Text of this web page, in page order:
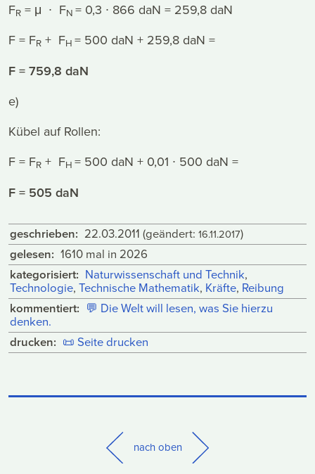
FR = μ ∙ FN = 0,3 ∙ 866 daN = 259,8 daN
F = FR + FH = 500 daN + 259,8 daN =
F = 759,8 daN
e)
Kübel auf Rollen:
F = FR + FH = 500 daN + 0,01 ∙ 500 daN =
F = 505 daN
geschrieben: 22.03.2011 (geändert: 16.11.2017)
gelesen: 1610 mal in 2026
kategorisiert: Naturwissenschaft und Technik,
Technologie,Technische Mathematik, Kräfte, Reibung
kommentiert: 💬 Die Welt will lesen, was Sie hierzu
denken.
drucken: 📜 Seite drucken
nach oben